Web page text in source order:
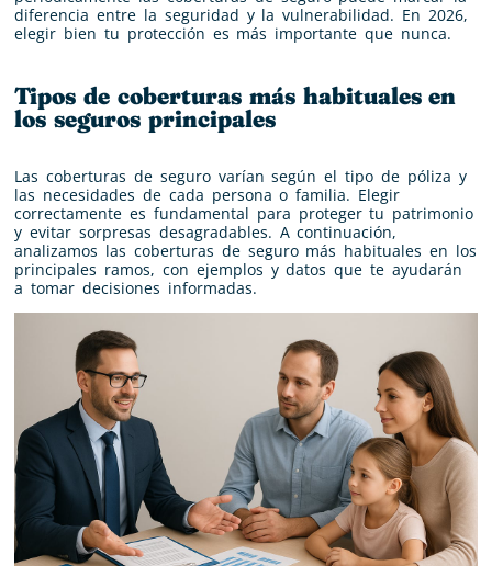
diferencia entre la seguridad y la vulnerabilidad. En 2026,
elegir bien tu protección es más importante que nunca.
Tipos de coberturas más habituales en
los seguros principales
Las coberturas de seguro varían según el tipo de póliza y
las necesidades de cada persona o familia. Elegir
correctamente es fundamental para proteger tu patrimonio
y evitar sorpresas desagradables. A continuación,
analizamos las coberturas de seguro más habituales en los
principales ramos, con ejemplos y datos que te ayudarán
a tomar decisiones informadas.